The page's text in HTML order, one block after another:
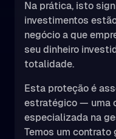
Na prática, isto
investimentos
negócio a que
seu dinheiro
totalidade.
Esta proteção é
estratégico— uma
especializada na
Temos um contrato